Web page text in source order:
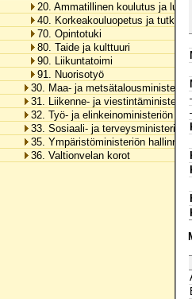
20. Ammatillinen koulutus ja
40. Korkeakouluopetus ja tutkimus
70. Opintotuki
80. Taide ja kulttuuri
90. Liikuntatoimi
91. Nuorisotyö
30. Maa- ja
31. Liikenne- ja
32. Työ- ja elinkeinoministeriön
33. Sosiaali- ja terveysministeriön
35. Ympäristöministeriön
36. Valtionvelan korot